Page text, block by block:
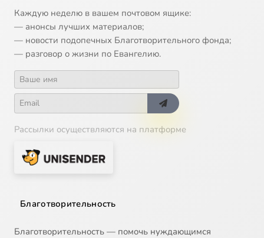
Каждую неделю в вашем почтовом ящике:
— анонсы лучших материалов;
— новости подопечных Благотворительного фонда;
— разговор о жизни по Евангелию.
Рассылки осуществляются на платформе
Благотворительность
Благотворительность — помочь нуждающимся